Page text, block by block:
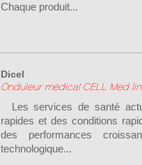
Chaque produit...
Dicel
Onduleur médical CELL Med
Les services de santé
rapides et des conditions
des performances
technologique...